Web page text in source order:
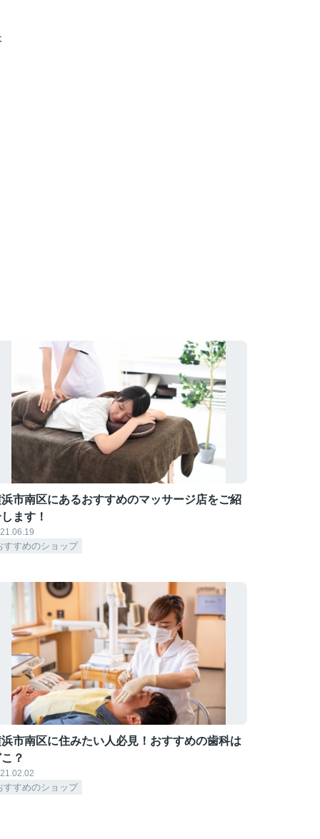
市南区にあるおすすめのマッサージ店をご紹
ます！
すすめのショップ
市南区に住みたい人必見！おすすめの歯科は
？
すすめのショップ